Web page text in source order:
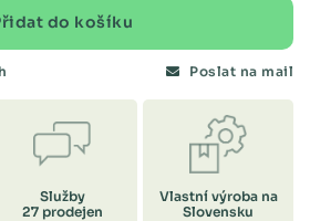
do košíku
Poslat na mail
Služby
27 prodejen
Vlastní výroba na
Slovensku